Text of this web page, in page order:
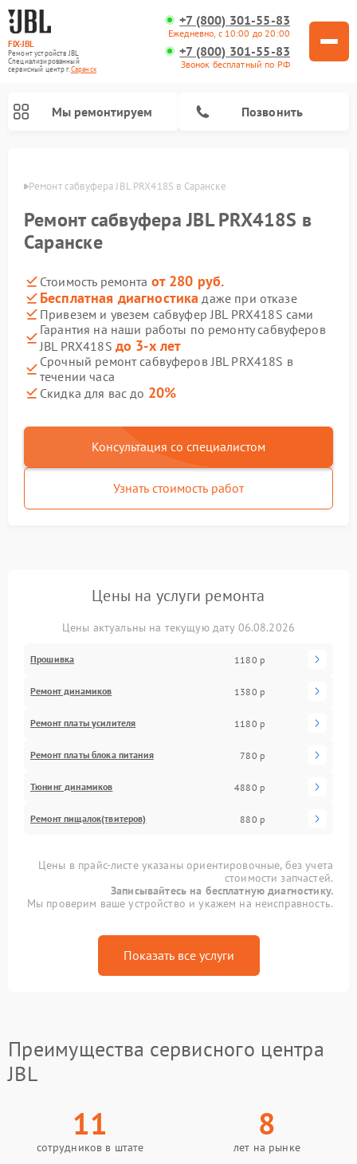
FIX-JBL
Ремонт устройств JBL
Специализированный
cервисный центр г.Саранск
+7 (800) 301-55-83
Ежедневно, с 10:00 до 20:00
+7 (800) 301-55-83
Звонок бесплатный по РФ
Мы ремонтируем Позвонить
Ремонт сабвуфера JBL PRX418S в Саранске
Ремонт сабвуфера JBL PRX418S в
Саранске
Стоимость ремонта от 280 руб.
Бесплатная диагностика даже при отказе
Привезем и увезем сабвуфер JBL PRX418S сами
Гарантия на наши работы по ремонту сабвуферов
JBL PRX418S до 3-х лет
Срочный ремонт сабвуферов JBL PRX418S в
течении часа
Скидка для вас до 20%
Консультация со специалистом
Узнать стоимость работ
Цены на услуги ремонта
Цены актуальны на текущую дату 06.08.2026
Прошивка 1180 р
Ремонт динамиков 1380 р
Ремонт платы усилителя 1180 р
Ремонт платы блока питания 780 р
Тюнинг динамиков 4880 р
Ремонт пищалок(твитеров) 880 р
Цены в прайс-листе указаны ориентировочные, без учета
стоимости запчастей.
Записывайтесь на бесплатную диагностику.
Мы проверим ваше устройство и укажем на неисправность.
Показать все услуги
Преимущества сервисного центра
JBL
11
сотрудников в штате
8
лет на рынке